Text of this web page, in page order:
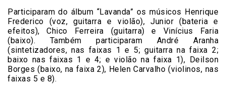
Participaram do álbum “Lavanda” os músicos Henrique
Frederico (voz, guitarra e violão), Junior (bateria e
efeitos), Chico Ferreira (guitarra) e Vinícius Faria
(baixo). Também participaram André Aranha
(sintetizadores, nas faixas 1 e 5; guitarra na faixa 2;
baixo nas faixas 1 e 4; e violão na faixa 1), Deilson
Borges (baixo, na faixa 2), Helen Carvalho (violinos, nas
faixas 5 e 8).